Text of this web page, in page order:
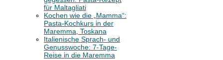
für Maltagliati
Kochen wie die „Mamma“:
Pasta-Kochkurs in der
Maremma, Toskana
Italienische Sprach- und
Genusswoche: 7-Tage-
Reise in die Maremma